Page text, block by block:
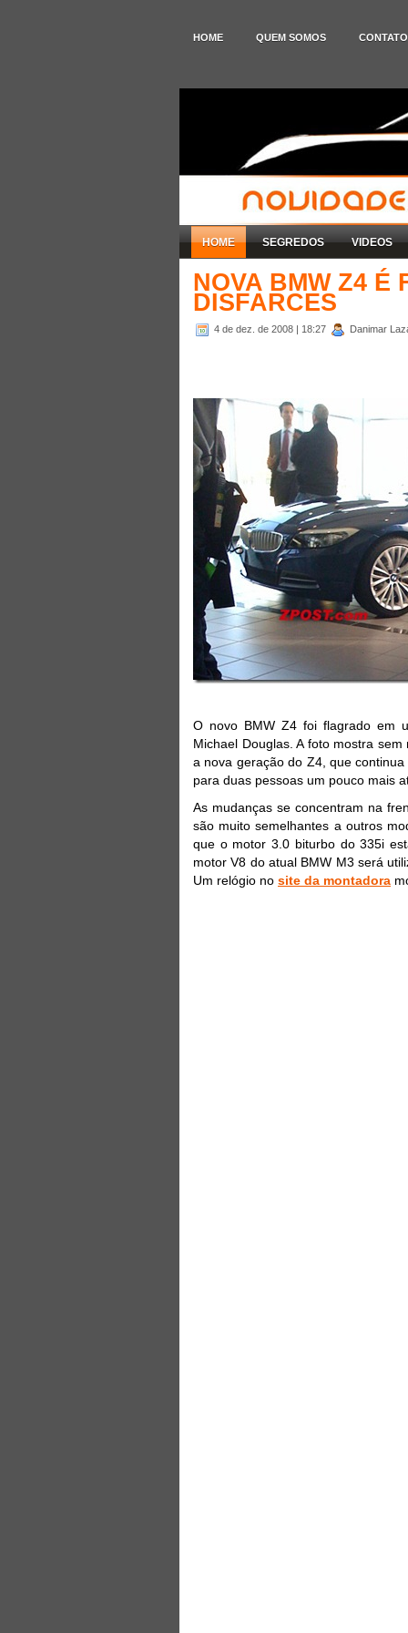
HOME QUEM SOMOS CONTATO
HOME SEGREDOS VIDEOS
NOVA BMW Z4 É
DISFARCES
4 de dez. de 2008 | 18:27 Danimar
O novo BMW Z4 foi flagrado em
Michael Douglas. A foto mostra
a nova geração do Z4, que
para duas pessoas um pouco mais
As mudanças se concentram na
são muito semelhantes a outros
que o motor 3.0 biturbo do 335i
motor V8 do atual BMW M3 será
Um relógio no site da montadora